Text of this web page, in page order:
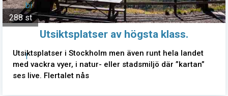
bi
l
288 st
Utsiktsplatser av högsta klass.
Utsiktsplatser i Stockholm men även runt hela landet
med vackra vyer, i natur- eller stadsmiljö där ”kartan”
ses live. Flertalet nås